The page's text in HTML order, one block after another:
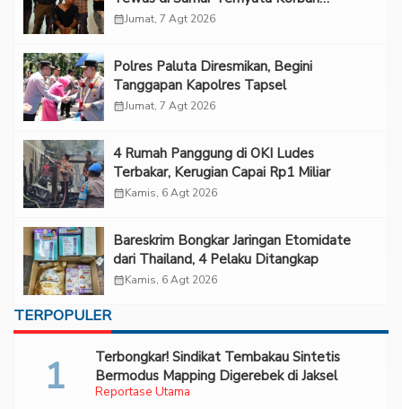
Kekerasan Seksual
calendar_monthJumat, 7 Agt 2026
Polres Paluta Diresmikan, Begini
Tanggapan Kapolres Tapsel
calendar_monthJumat, 7 Agt 2026
‎4 Rumah Panggung di OKI Ludes
Terbakar, Kerugian Capai Rp1 Miliar
calendar_monthKamis, 6 Agt 2026
Bareskrim Bongkar Jaringan Etomidate
dari Thailand, 4 Pelaku Ditangkap
calendar_monthKamis, 6 Agt 2026
TERPOPULER
Reportase Utama
Terbongkar! Sindikat Tembakau Sintetis
Bermodus Mapping Digerebek di Jaksel